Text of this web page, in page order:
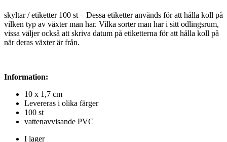
skyltar / etiketter 100 st – Dessa etiketter används för att hålla koll på
vilken typ av växter man har. Vilka sorter man har i sitt odlingsrum,
vissa väljer också att skriva datum på etiketterna för att hålla koll på
när deras växter är från.
Information:
10 x 1,7 cm
Levereras i olika färger
100 st
vattenavvisande PVC
I lager